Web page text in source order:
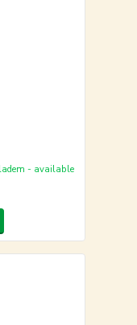
- available